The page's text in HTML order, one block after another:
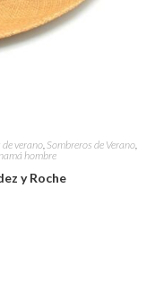
verano, Sombreros de Verano,
hombre
y Roche